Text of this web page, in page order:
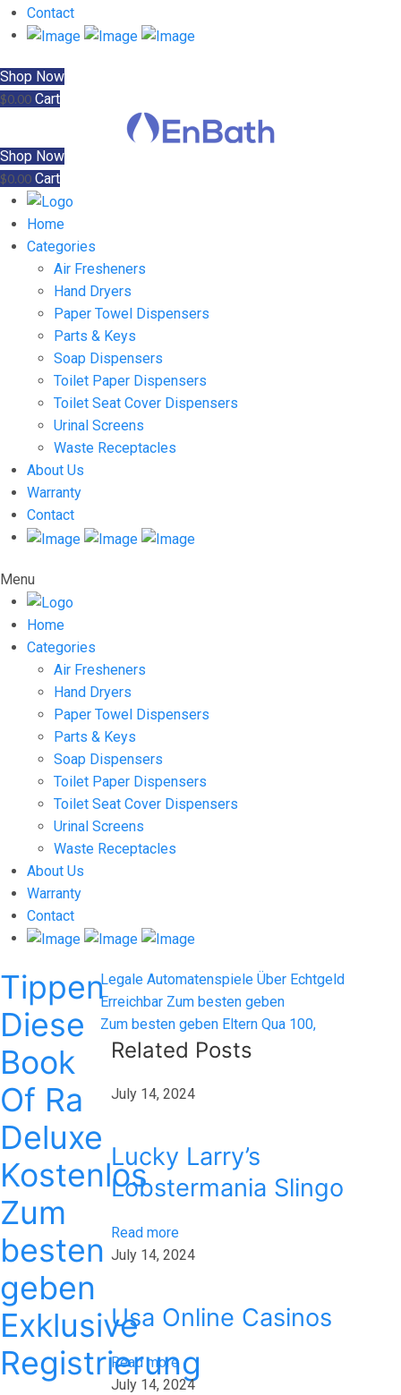
Contact
Shop Now
$0.00 Cart
Shop Now
$0.00 Cart
Home
Categories
Air Fresheners
Hand Dryers
Paper Towel Dispensers
Parts & Keys
Soap Dispensers
Toilet Paper Dispensers
Toilet Seat Cover Dispensers
Urinal Screens
Waste Receptacles
About Us
Warranty
Contact
Menu
Home
Categories
Air Fresheners
Hand Dryers
Paper Towel Dispensers
Parts & Keys
Soap Dispensers
Toilet Paper Dispensers
Toilet Seat Cover Dispensers
Urinal Screens
Waste Receptacles
About Us
Warranty
Contact
Tippen
Diese
Book
Of Ra
Deluxe
Kostenlos
Zum
besten
geben
Exklusive
Registrierung
Post
navigation
Previous
post:
Legale Automatenspiele Über Echtgeld
Erreichbar Zum besten geben
Next
post:
Zum besten geben Eltern Qua 100,
Related Posts
July 14, 2024
Lucky Larry’s
Lobstermania Slingo
Read more
July 14, 2024
Usa Online Casinos
Read more
July 14, 2024